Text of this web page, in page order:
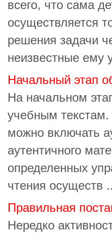
всего, что сама
осуществляется
решения задачи
неизвестные ему
Начальный этап
На начальном
учебным текстам.
можно включать
аутентичного
определенных
чтения осуществ
Правильная
Нередко